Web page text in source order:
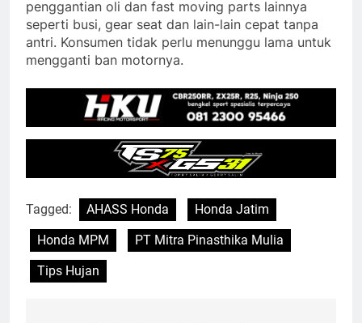
penggantian oli dan fast moving parts lainnya
seperti busi, gear seat dan lain-lain cepat tanpa
antri. Konsumen tidak perlu menunggu lama untuk
mengganti ban motornya.
Tagged: AHASS Honda
Honda Jatim
Honda MPM
PT Mitra Pinasthika Mulia
Tips Hujan